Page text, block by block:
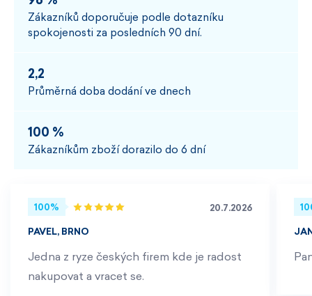
Zákazníků doporučuje podle dotazníku
spokojenosti za posledních 90 dní.
2,2
Průměrná doba dodání ve dnech
100 %
Zákazníkům zboží dorazilo do 6 dní
100% 20.7.2026
PAVEL, BRNO
Jedna z ryze českých firem kde je radost
nakupovat a vracet se.